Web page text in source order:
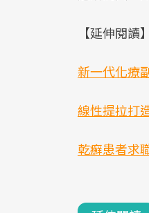
【延伸閱讀】
新一代化療
線性提拉打
乾癬患者求